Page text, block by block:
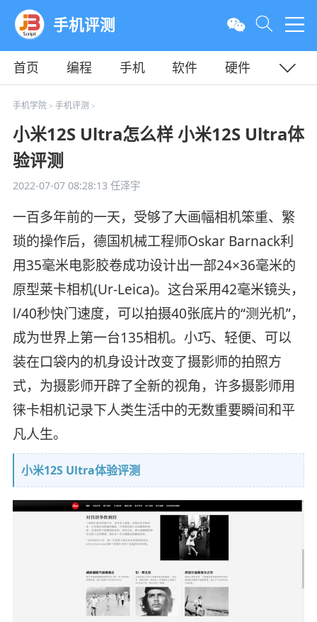
手机评测
首页 编程 手机 软件
硬件
教程
平面
手机学院> 手机评测 >
小米12S Ultra怎么样 小米12S Ultra体
验评测
2022-07-07 08:28:13任泽宇
一百多年前的一天，受够了大画幅相机笨重、繁
琐的操作后，德国机械工程师Oskar Barnack利
用35毫米电影胶卷成功设计出一部24×36毫米的
原型莱卡相机(Ur-Leica)。这台采用42毫米镜头，
l/40秒快门速度，可以拍摄40张底片的“测光机”，
成为世界上第一台135相机。小巧、轻便、可以
装在口袋内的机身设计改变了摄影师的拍照方
式，为摄影师开辟了全新的视角，许多摄影师用
徕卡相机记录下人类生活中的无数重要瞬间和平
凡人生。
小米12S Ultra体验评测